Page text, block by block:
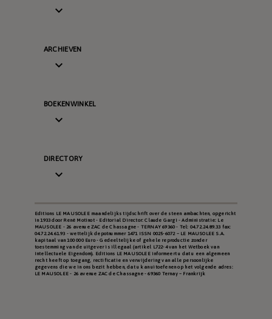

ARCHIEVEN

BOEKENWINKEL

DIRECTORY

Editions LE MAUSOLEE maandelijks tijdschrift over de steen ambachten, opgericht
in 1933 door René Motinot - Editorial Director: Claude Gargi - Administratie: Le
MAUSOLEE - 26 avenue ZAC de Chassagne - TERNAY 69360 - Tel: 04.72.24.89.33 fax:
04.72.24.61.93 - wettelijk depotnummer 1471 ISSN 0025-6072 – LE MAUSOLEE S.A.
kapitaal van 100 000 Euro - Gedeeltelijke of gehele reproductie zonder
toestemming van de uitgever is illegaal (artikel L722-4 van het Wetboek van
Intellectuele Eigendom). Editions LE MAUSOLEE informeert u dat u een algemeen
recht heeft op toegang, rectificatie en verwijdering van alle persoonlijke
gegevens die we in ons bezit hebben, dat u kan uitoefenen op het volgende adres:
LE MAUSOLEE - 26 avenue ZAC de Chassagne - 69360 Ternay – Frankrijk